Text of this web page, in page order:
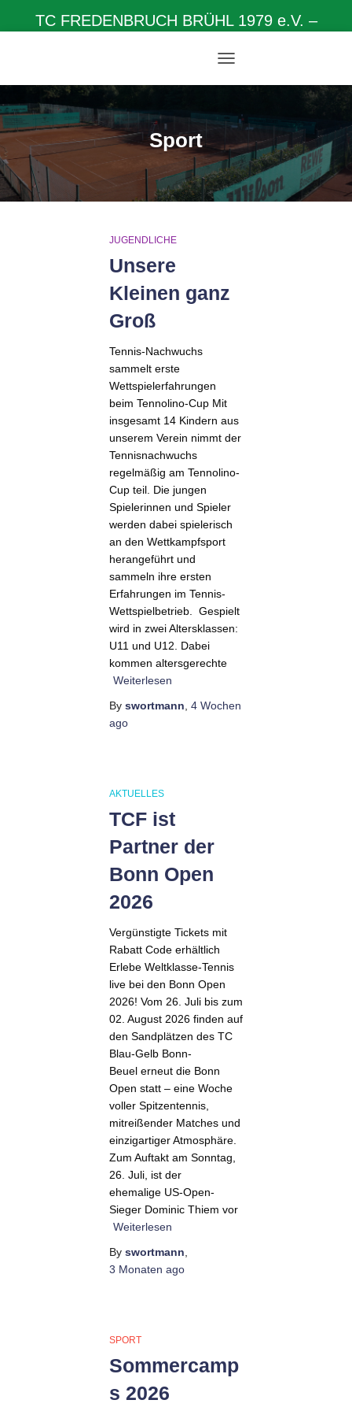
TC FREDENBRUCH BRÜHL 1979 e.V. –
UMSCHALTEN
Sport
JUGENDLICHE
Unsere
Kleinen ganz
Groß
Tennis-Nachwuchs
sammelt erste
Wettspielerfahrungen
beim Tennolino-Cup Mit
insgesamt 14 Kindern aus
unserem Verein nimmt der
Tennisnachwuchs
regelmäßig am Tennolino-
Cup teil. Die jungen
Spielerinnen und Spieler
werden dabei spielerisch
an den Wettkampfsport
herangeführt und
sammeln ihre ersten
Erfahrungen im Tennis-
Wettspielbetrieb. Gespielt
wird in zwei Altersklassen:
U11 und U12. Dabei
kommen altersgerechte
Weiterlesen
By swortmann 4 Wochen
ago
AKTUELLES
TCF ist
Partner der
Bonn Open
2026
Vergünstigte Tickets mit
Rabatt Code erhältlich
Erlebe Weltklasse-Tennis
live bei den Bonn Open
2026! Vom 26. Juli bis zum
02. August 2026 finden auf
den Sandplätzen des TC
Blau-Gelb Bonn-
Beuel erneut die Bonn
Open statt – eine Woche
voller Spitzentennis,
mitreißender Matches und
einzigartiger Atmosphäre.
Zum Auftakt am Sonntag,
26. Juli, ist der
ehemalige US-Open-
Sieger Dominic Thiem vor
Weiterlesen
By swortmann
3 Monaten ago
SPORT
Sommercamp
s 2026